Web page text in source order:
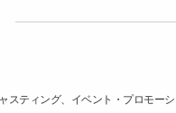
スティング、イベント・プロモー